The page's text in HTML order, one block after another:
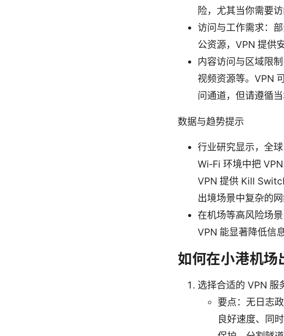
险，尤其当你需要
访问与工作需求：
公资源，VPN 提供
内容访问与区域限
视频资源等。VPN
问通道，但请遵循
数据与趋势提示
行业研究显示，全
Wi‑Fi 环境中把
VPN 提供 Kill
出境场景中复杂的网
在机场等高风险场
VPN 能显著降低信
如何在小港机场
选择合适的 VPN 服
要点：无日志
良好速度、同